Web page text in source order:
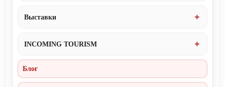
Выставки
INCOMING TOURISM
Блог